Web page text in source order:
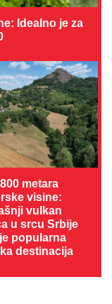
Idealno je za
metara
visine:
vulkan
u srcu Srbije
popularna
destinacija